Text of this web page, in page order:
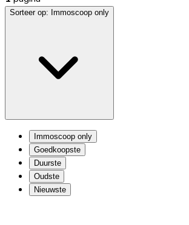
Sorteer op: Immoscoop only
Immoscoop only
Goedkoopste
Duurste
Oudste
Nieuwste